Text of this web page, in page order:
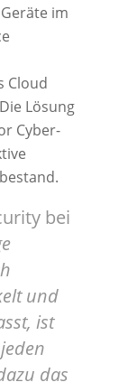
im
Cloud
Lösung
Cyber-
bei
und
ist
das